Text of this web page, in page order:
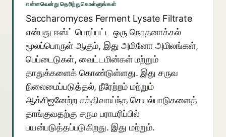
என்னவென்று தெரிந்துகொள்ளுங்கள்
Saccharomyces Ferment Lysate Filtrate
என்பது ஈஸ்ட் பெறப்பட்ட ஒரு நொதனாக்கல்
மூலப்பொருள் ஆகும், இது அமினோ அமிலங்கள்,
பெப்டைடுகள், வைட்டமின்கள் மற்றும்
தாதுக்களைக் கொண்டுள்ளது. இது சருவ
நிலைமைப்படுத்தல், நீரேற்றம் மற்றும்
ஆக்சிஜனேற்ற சக்திவாய்ந்த செயல்பாடுகளைத்
தாங்குவதற்கு சரும பராமரிப்பில்
பயன்படுத்தப்படுகிறது. இது மற்றும்.